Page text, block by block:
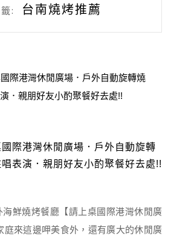
: 台南燒烤推薦
際港灣休閒廣場．戶外自動旋轉
表演．親朋好友小酌聚餐好去處!!
鮮燒烤餐廳【請上桌國際港灣休閒廣
庭來這邊呷美食外，還有廣大的休閒廣